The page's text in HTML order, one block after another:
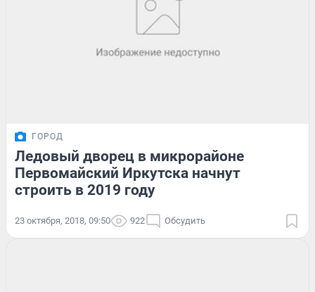
ГОРОД
Ледовый дворец в микрорайоне
Первомайский Иркутска начнут
строить в 2019 году
23 октября, 2018, 09:50 922 Обсудить